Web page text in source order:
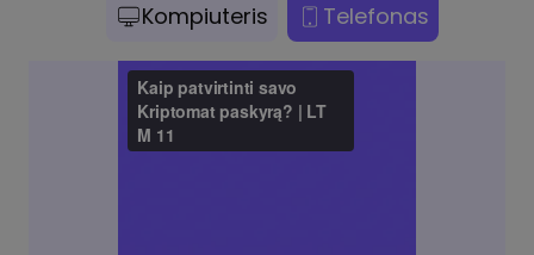
Kompiuteris Telefonas